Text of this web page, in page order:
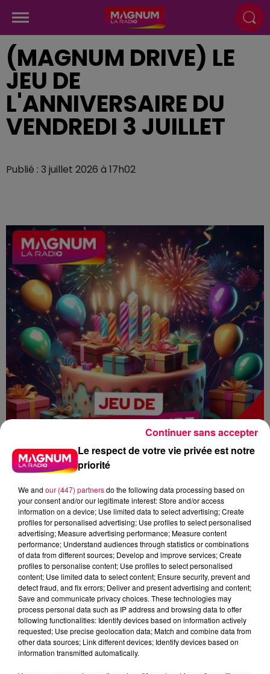
(MAGNUM DRIVE) LE
JEU DE
L'ANNIVERSAIRE DU
VENDREDI 3 JUILLET
Publié : 3 juillet 2026 à 17h02
MAGNUM LA RADIO
MAGNUM DRIVE
LE JEU DE L'ANNIVERSAIRE
VOSGES
DOCELLES
NATHAN SLAMA
(MAGNUM DRIVE) Le jeu de l'anniversaire du
Vendredi 3 Juillet
Le respect de votre vie privée est notre
priorité
We and our (447) partnersdo the following data processing based on
your consent and/or our legitimate interest: Store and/or access
information on a device; Use limited data to select advertising; Create
profiles for personalised advertising; Use profiles to select personalised
advertising; Measure advertising performance; Measure content
performance; Understand audiences through statistics or combinations
of data from different sources; Develop and improve services; Create
profiles to personalise content; Use profiles to select personalised
content; Use limited data to select content; Ensure security, prevent and
detect fraud, and fix errors; Deliver and present advertising and content;
Save and communicate privacy choices. These technologies may
process personal data such as IP address and browsing data to offer
following functionalities: Identify devices based on information actively
requested; Use precise geolocation data; Match and combine data from
other data sources; Link different devices; Identify devices based on
information transmitted automatically.
Continuer sans accepter